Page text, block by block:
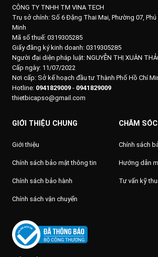
CÔNG TY TNHH TM VINA TECH
Trụ sở chính: Số 6 Đặng Thai Mai, Phường 07, Phú
Minh
Mã số thuế: 0319305285
Giấy đăng ký kinh doanh: 0319305285
Người đại diện pháp luật: NGUYỄN THỊ XUÂN
Cấp ngày: 11/07/2022
Nơi cấp: Sở kế hoạch đầu tư Thành Phố Hồ Chí
Hotline: 0941829009 - 0941829009
thietbicapso@gmail.com
GIỚI THIỆU CHUNG
Giới thiệu
Chính sách bảo mật thông tin
Chính sách bảo hành
Chính sách vận chuyển
CHĂM
Chính sách
Hướng dẫn
Tư vấn kỹ